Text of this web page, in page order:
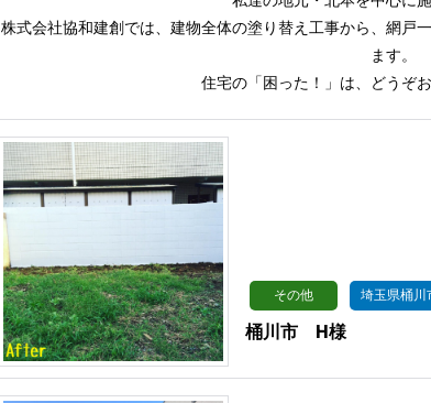
株式会社協和建創では、建物全体の塗り替え工事から、網戸
ます。
住宅の「困った！」は、どうぞ
その他 埼玉県桶川
桶川市 H様